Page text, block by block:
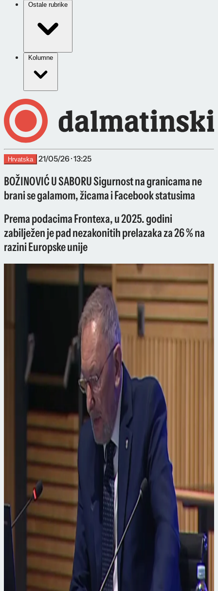
Ostale rubrike
Kolumne
Hrvatska 21/05/26 · 13:25
BOŽINOVIĆ U SABORU Sigurnost na granicama ne
brani se galamom, žicama i Facebook statusima
Prema podacima Frontexa, u 2025. godini
zabilježen je pad nezakonitih prelazaka za 26 % na
razini Europske unije